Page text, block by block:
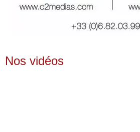
Nos vidéos